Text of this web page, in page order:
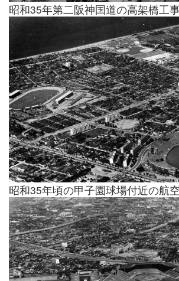
昭和35年第二阪神国道の高架橋工
昭和35年頃の甲子園球場付近の航